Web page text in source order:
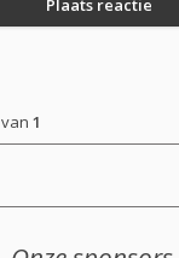
Plaats reactie
van 1